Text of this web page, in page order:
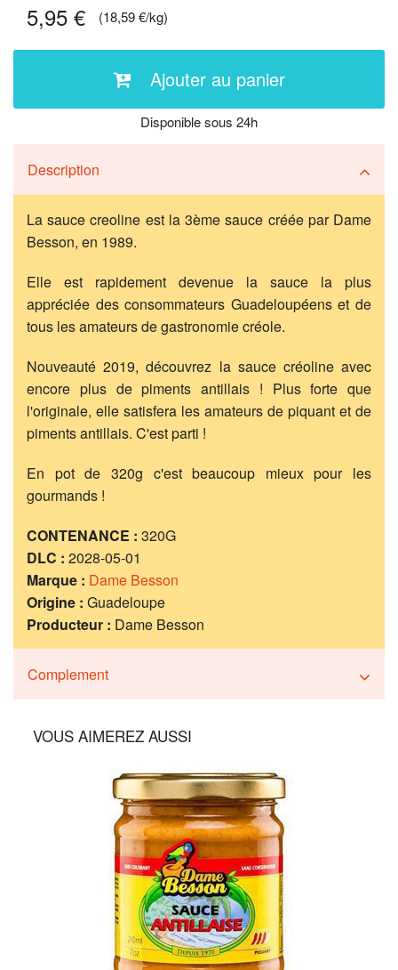
5,95 € (18,59 €/kg)
Ajouter au panier
Disponible sous 24h
Description
La sauce creoline est la 3ème sauce créée par Dame
Besson, en 1989.
Elle est rapidement devenue la sauce la plus
appréciée des consommateurs Guadeloupéens et de
tous les amateurs de gastronomie créole.
Nouveauté 2019, découvrez la sauce créoline avec
encore plus de piments antillais ! Plus forte que
l'originale, elle satisfera les amateurs de piquant et de
piments antillais. C'est parti !
En pot de 320g c'est beaucoup mieux pour les
gourmands !
CONTENANCE : 320G
DLC : 2028-05-01
Marque : Dame Besson
Origine : Guadeloupe
Producteur : Dame Besson
Complement
VOUS AIMEREZ AUSSI